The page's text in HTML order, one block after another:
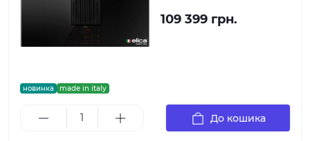
новинка made in italy
109 399 грн.
До кошика